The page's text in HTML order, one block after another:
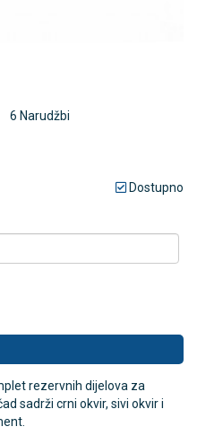
6 Narudžbi
Dostupno
rezervnih dijelova za
sadrži crni okvir, sivi okvir i